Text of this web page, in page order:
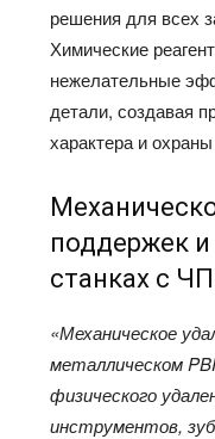
решения для всех
Химические
нежелательные
детали, создавая
характера и
поддержек и
станках с
«Механическое
металлическом
физического
инструментов,